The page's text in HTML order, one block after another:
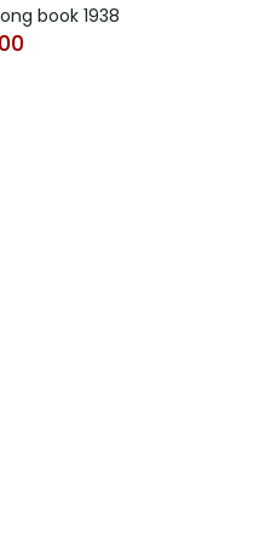
book 1938